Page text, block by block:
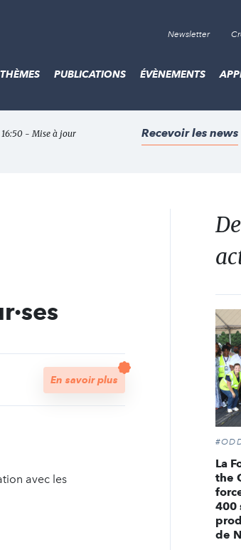
Newsletter
THÈMES PUBLICATIONS ÉVÈNEMENTS
- Mise à jour
Recevoir les news
En savoir plus
avec les
La
the
400
de